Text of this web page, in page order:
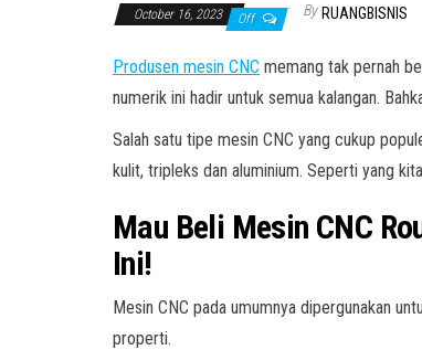
October 16, 2023 Off By RUANGBISNIS
Produsen mesin CNC memang tak pernah
numerik ini hadir untuk semua kalangan.
Salah satu tipe mesin CNC yang cukup
kulit, tripleks dan aluminium. Seperti yang
Mau Beli Mesin CNC
Ini!
Mesin CNC pada umumnya dipergunakan
properti.